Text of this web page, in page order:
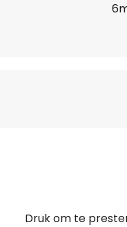
Druk om te